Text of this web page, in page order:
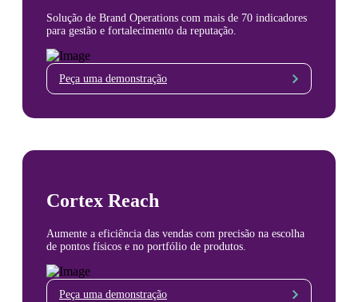
Solução de Brand Operations com mais de 70 indicadores
para gestão e fortalecimento da reputação.
Peça uma demonstração
Cortex Reach
Aumente a eficiência das vendas com precisão na escolha
de pontos físicos e no portfólio de produtos.
Peça uma demonstração